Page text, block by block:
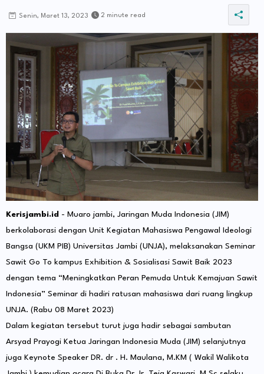
Senin, Maret 13, 2023 2 minute read
Kerisjambi.id - Muaro jambi, Jaringan Muda Indonesia (JIM)
berkolaborasi dengan Unit Kegiatan Mahasiswa Pengawal Ideologi
Bangsa (UKM PIB) Universitas Jambi (UNJA), melaksanakan Seminar
Sawit Go To kampus Exhibition & Sosialisasi Sawit Baik 2023
dengan tema “Meningkatkan Peran Pemuda Untuk Kemajuan Sawit
Indonesia” Seminar di hadiri ratusan mahasiswa dari ruang lingkup
UNJA. (Rabu 08 Maret 2023)
Dalam kegiatan tersebut turut juga hadir sebagai sambutan
Arsyad Prayogi Ketua Jaringan Indonesia Muda (JIM) selanjutnya
juga Keynote Speaker DR. dr . H. Maulana, M.KM ( Wakil Walikota